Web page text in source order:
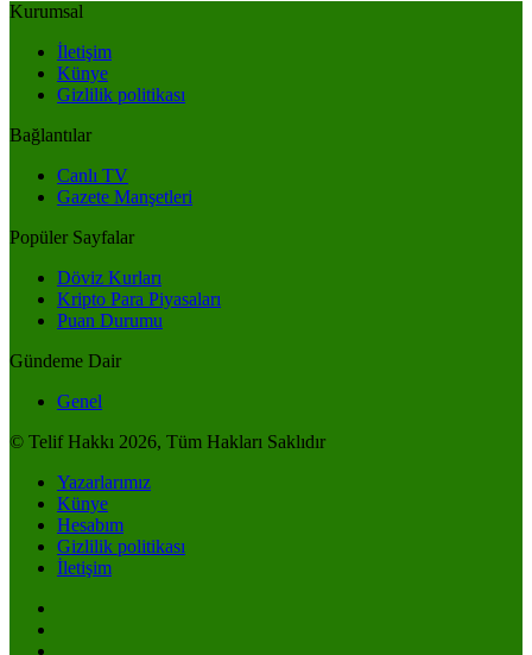
Kurumsal
İletişim
Künye
Gizlilik politikası
Bağlantılar
Canlı TV
Gazete Manşetleri
Popüler Sayfalar
Döviz Kurları
Kripto Para Piyasaları
Puan Durumu
Gündeme Dair
Genel
© Telif Hakkı 2026, Tüm Hakları Saklıdır
Yazarlarımız
Künye
Hesabım
Gizlilik politikası
İletişim